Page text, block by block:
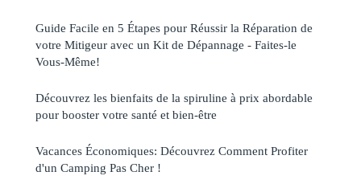
Guide Facile en 5 Étapes pour Réussir la Réparation de
votre Mitigeur avec un Kit de Dépannage - Faites-le
Vous-Même!
Découvrez les bienfaits de la spiruline à prix abordable
pour booster votre santé et bien-être
Vacances Économiques: Découvrez Comment Profiter
d'un Camping Pas Cher !